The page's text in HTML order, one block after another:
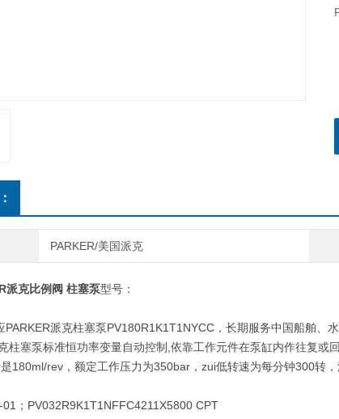
PARKER/美国派克
派克比例阀 柱塞泵型号：
派克柱塞泵PV180R1K1T1NYCC，长期服务中国船舶、
柱塞泵标准恒功率变量自动控制,依靠工作元件在泵缸内作往复
180ml/rev，额定工作压力为350bar，zui低转速为每分钟300转，
PV032R9K1T1NFFC4211X5800 CPT